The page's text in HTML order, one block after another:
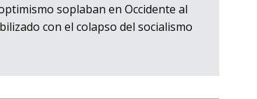
soplaban en Occidente al
con el colapso del socialismo